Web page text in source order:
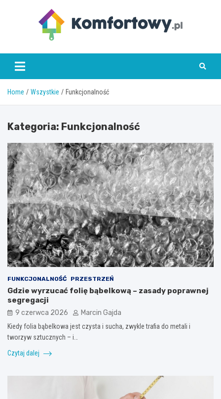
komfortowy.pl
Home Wszystkie Funkcjonalność
Kategoria: Funkcjonalność
FUNKCJONALNOŚĆ PRZESTRZEŃ
Gdzie wyrzucać folię bąbelkową – zasady poprawnej
segregacji
9 czerwca 2026 Marcin Gajda
Kiedy folia bąbelkowa jest czysta i sucha, zwykle trafia do metali i
tworzyw sztucznych – i…
Czytaj dalej